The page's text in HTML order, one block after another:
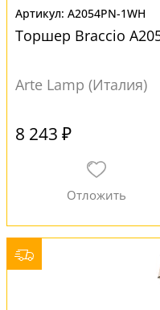
A2054PN-1WH
Торшер Braccio
Arte Lamp (Италия)
8 243 ₽